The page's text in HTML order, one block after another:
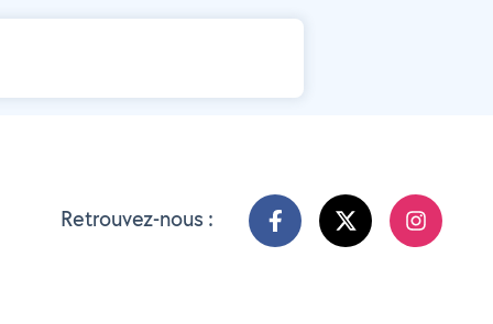
Retrouvez-nous :